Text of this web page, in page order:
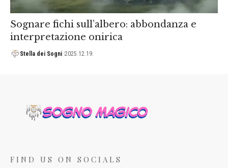
Sognare fichi sull’albero: abbondanza e
interpretazione onirica
Stella dei Sogni 2025.12.19.
FIND US ON SOCIALS